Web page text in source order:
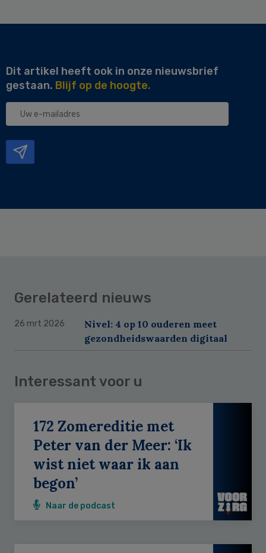
Dit artikel heeft ook in onze nieuwsbrief
gestaan. Blijf op de hoogte.
Uw
Gerelateerd nieuws
26 mrt 2026
Nivel: 4 op 10 ouderen meet
gezondheidswaarden digitaal
Interessant voor u
172 Zomereditie met
Peter van der Meer: ‘Ik
wist niet waar ik aan
begon’
Naar de podcast